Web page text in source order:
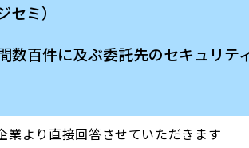
ミ）
百件に及ぶ委託先のセキュリテ
より直接回答させていただきます